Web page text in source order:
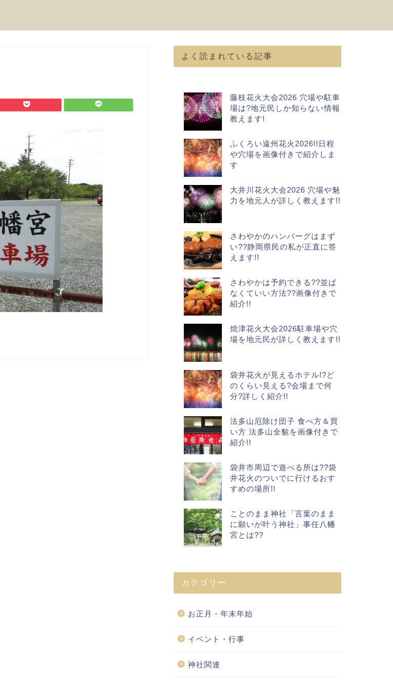
よく読まれている記事
藤枝花火大会2026 穴場や駐車
場は?地元民しか知らない情報
教えます!
ふくろい遠州花火2026!!日程
や穴場を画像付きで紹介しま
す
大井川花火大会2026 穴場や魅
力を地元人が詳しく教えます!!
さわやかのハンバーグはまず
い??静岡県民の私が正直に答
えます!!
さわやかは予約できる??並ば
なくていい方法??画像付きで
紹介!!
焼津花火大会2026駐車場や穴
場を地元民が詳しく教えます!!
袋井花火が見えるホテル!?ど
のくらい見える?会場まで何
分?詳しく紹介!!
法多山厄除け団子 食べ方＆買
い方 法多山全貌を画像付きで
紹介!!
袋井市周辺で遊べる所は??袋
井花火のついでに行けるおす
すめの場所!!
ことのまま神社「言葉のまま
に願いが叶う神社」事任八幡
宮とは??
カテゴリー
お正月・年末年始
イベント・行事
神社関連